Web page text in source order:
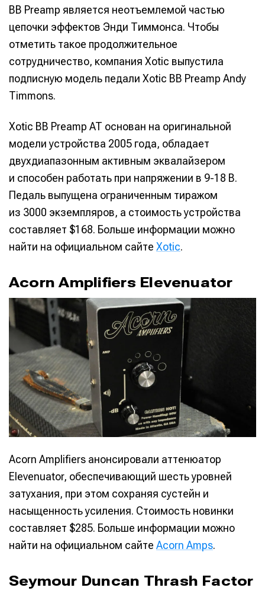
BB Preamp является неотъемлемой частью
цепочки эффектов Энди Тиммонса. Чтобы
отметить такое продолжительное
сотрудничество, компания Xotic выпустила
подписную модель педали Xotic BB Preamp Andy
Timmons.
Xotic BB Preamp AT основан на оригинальной
модели устройства 2005 года, обладает
двухдиапазонным активным эквалайзером
и способен работать при напряжении в 9-18 В.
Педаль выпущена ограниченным тиражом
из 3000 экземпляров, а стоимость устройства
составляет $168. Больше информации можно
найти на официальном сайте Xotic.
Acorn Amplifiers Elevenuator
Acorn Amplifiers анонсировали аттенюатор
Elevenuator, обеспечивающий шесть уровней
затухания, при этом сохраняя сустейн и
насыщенность усиления. Стоимость новинки
составляет $285. Больше информации можно
найти на официальном сайте Acorn Amps.
Seymour Duncan Thrash Factor